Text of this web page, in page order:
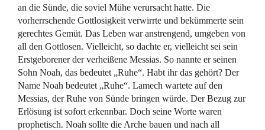
an die Sünde, die soviel Mühe verursacht hatte. Die
vorherrschende Gottlosigkeit verwirrte und bekümmerte sein
gerechtes Gemüt. Das Leben war anstrengend, umgeben von
all den Gottlosen. Vielleicht, so dachte er, vielleicht sei sein
Erstgeborener der verheißene Messias. So nannte er seinen
Sohn Noah, das bedeutet „Ruhe“. Habt ihr das gehört? Der
Name Noah bedeutet „Ruhe“. Lamech wartete auf den
Messias, der Ruhe von Sünde bringen würde. Der Bezug zur
Erlösung ist sofort erkennbar. Doch seine Worte waren
prophetisch. Noah sollte die Arche bauen und nach all